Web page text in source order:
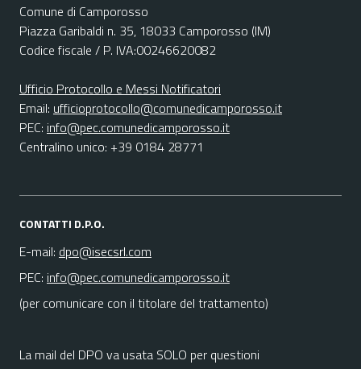
Comune di Camporosso
Piazza Garibaldi n. 35, 18033 Camporosso (IM)
Codice fiscale / P. IVA:00246620082
Ufficio Protocollo e Messi Notificatori
Email: ufficioprotocollo@comunedicamporosso.it
PEC: info@pec.comunedicamporosso.it
Centralino unico: +39 0184 28771
CONTATTI D.P.O.
E-mail: dpo@isecsrl.com
PEC: info@pec.comunedicamporosso.it
(per comunicare con il titolare del trattamento)
La mail del DPO va usata SOLO per questioni